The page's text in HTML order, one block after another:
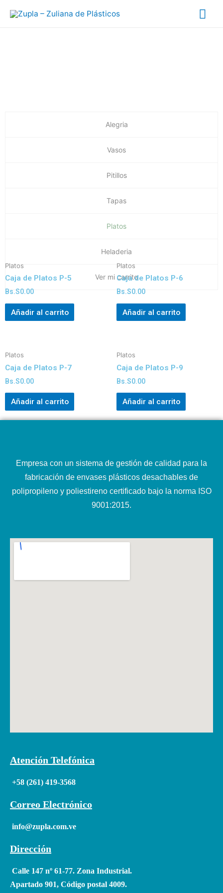
Alegria
Vasos
Pitillos
Tapas
Platos
Heladeria
Ver mi carrito
Platos
Caja de Platos P-5
Bs.S0.00
Añadir al carrito
Platos
Caja de Platos P-6
Bs.S0.00
Añadir al carrito
Platos
Caja de Platos P-7
Bs.S0.00
Añadir al carrito
Platos
Caja de Platos P-9
Bs.S0.00
Añadir al carrito
Empresa con un sistema de gestión de calidad para la
fabricación de envases plásticos desachables de
polipropileno y poliestireno certificado bajo la norma ISO
9001:2015.
Atención Telefónica
+58 (261) 419-3568
Correo Electrónico
info@zupla.com.ve
Dirección
Calle 147 nº 61-77. Zona Industrial.
Apartado 901, Código postal 4009.